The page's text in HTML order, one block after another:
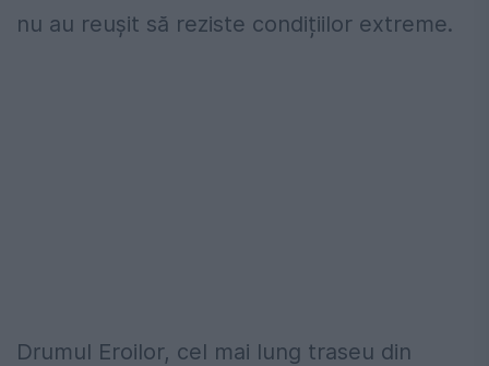
nu au reușit să reziste condițiilor extreme.
Drumul Eroilor, cel mai lung traseu din